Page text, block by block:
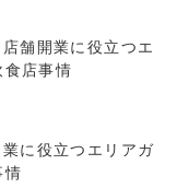
舗開業に役立つエ
店事情
に役立つエリアガ
情